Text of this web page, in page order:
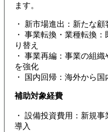
ます。
・ 新市場進出：新たな
・ 事業転換・業種転換
り替え
・ 事業再編：事業の組
を強化
・ 国内回帰：海外から
補助対象経費
・ 設備投資費用：新規
導入